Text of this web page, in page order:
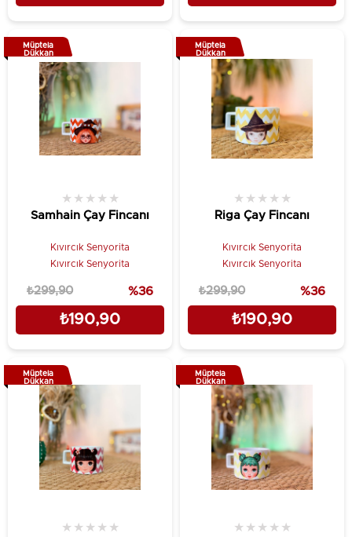
Samhain Çay Fincanı
★ ★ ★ ★ ★
Kıvırcık Senyorita
Kıvırcık Senyorita
₺190,90
₺299,90 %36
Müptela
Dükkan
Riga Çay Fincanı
★ ★ ★ ★ ★
Kıvırcık Senyorita
Kıvırcık Senyorita
₺190,90
₺299,90 %36
Müptela
Dükkan
★ ★ ★ ★ ★
Müptela
Dükkan
★ ★ ★ ★ ★
Müptela
Dükkan